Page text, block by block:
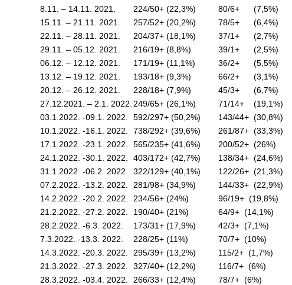
8.11. – 14.11. 2021.
224/50+ (22,3%) 80/6+ (7,5%)
15.11. – 21.11. 2021.
257/52+ (20,2%) 78/5+ (6,4%)
22.11. – 28.11. 2021.
204/37+ (18,1%) 37/1+ (2,7%)
29.11. – 05.12. 2021.
216/19+ (8,8%) 39/1+ (2,5%)
06.12. – 12.12. 2021.
171/19+ (11,1%) 36/2+ (5,5%)
13.12. – 19.12. 2021.
193/18+ (9,3%) 66/2+ (3,1%)
20.12. – 26.12. 2021.
228/18+ (7,9%) 45/3+ (6,7%)
27.12.2021. – 2.1. 2022. 249/65+ (26,1%) 71/14+ (19,1%)
03.1.2022. -09.1. 2022.
592/297+ (50,2%) 143/44+ (30,8%)
10.1.2022. -16.1. 2022.
738/292+ (39,6%) 261/87+ (33,3%)
17.1.2022. -23.1. 2022.
565/235+ (41,6%) 200/52+ (26%)
24.1.2022. -30.1. 2022.
403/172+ (42,7%) 138/34+ (24,6%)
31.1.2022. -06.2. 2022.
322/129+ (40,1%) 122/26+ (21,3%)
07.2.2022. -13.2. 2022.
281/98+ (34,9%) 144/33+ (22,9%)
14.2.2022. -20.2. 2022.
234/56+ (24%) 96/19+ (19,8%)
21.2.2022. -27.2. 2022.
190/40+ (21%) 64/9+ (14,1%)
28.2.2022. -6.3. 2022.
173/31+ (17,9%) 42/3+ (7,1%)
7.3.2022. -13.3. 2022.
228/25+ (11%) 70/7+ (10%)
14.3.2022. -20.3. 2022.
295/39+ (13,2%) 115/2+ (1,7%)
21.3.2022. -27.3. 2022.
327/40+ (12,2%) 116/7+ (6%)
28.3.2022. -03.4. 2022.
266/33+ (12,4%) 78/7+ (6%)
Задовољство
корисника
Акредитација
Завода
Приговори
пацијената
ПИТАЊА И
ОДГОВОРИ
Заштита
права
пацијената
Права и